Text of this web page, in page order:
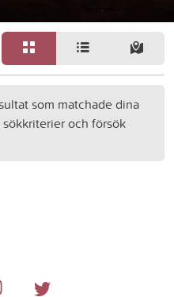
som matchade dina
och försök